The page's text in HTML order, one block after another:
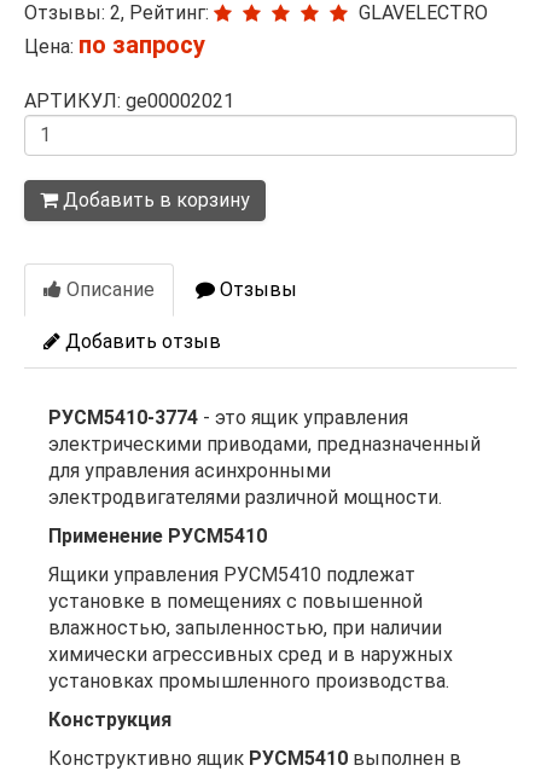
Отзывы: 2, Рейтинг:
GLAVELECTRO
Цена: по запросу
АРТИКУЛ: ge00002021
Количество
Добавить в корзину
Описание Отзывы
Добавить отзыв
РУСМ5410-3774 - это ящик управления
электрическими приводами, предназначенный
для управления асинхронными
электродвигателями различной мощности.
Применение РУСМ5410
Ящики управления РУСМ5410 подлежат
установке в помещениях с повышенной
влажностью, запыленностью, при наличии
химически агрессивных сред и в наружных
установках промышленного производства.
Конструкция
Конструктивно ящик РУСМ5410 выполнен в